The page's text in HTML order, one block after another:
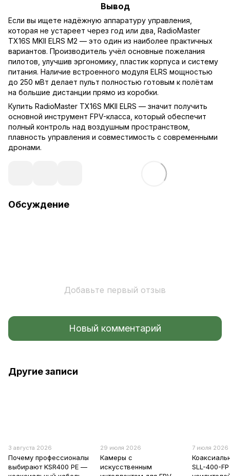
Вывод
Если вы ищете надёжную аппаратуру управления,
которая не устареет через год или два, RadioMaster
TX16S MKII ELRS M2 — это один из наиболее практичных
вариантов. Производитель учёл основные пожелания
пилотов, улучшив эргономику, пластик корпуса и систему
питания. Наличие встроенного модуля ELRS мощностью
до 250 мВт делает пульт полностью готовым к полётам
на большие дистанции прямо из коробки.
Купить RadioMaster TX16S MKII ELRS — значит получить
основной инструмент FPV-класса, который обеспечит
полный контроль над воздушным пространством,
плавность управления и совместимость с современными
дронами.
Обсуждение
Добавьте первый отзыв
Новый комментарий
Другие записи
3 августа 2026
Почему профессионалы
выбирают KSR400 PE —
29 июля 2026
Камеры с
искусственным
7 июля 2026
SLL-400-